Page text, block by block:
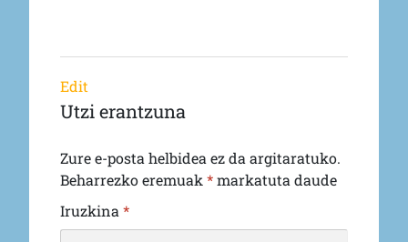
Edit
Utzi erantzuna
Zure e-posta helbidea ez da argitaratuko.
Beharrezko eremuak *markatuta daude
Iruzkina *